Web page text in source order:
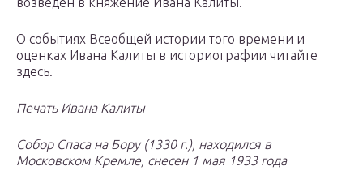
О событиях Всеобщей истории того времени и
оценках Ивана Калиты в историографии читайте
здесь.
Печать Ивана Калиты
Собор Спаса на Бору (1330 г.), находился в
Московском Кремле, снесен 1 мая 1933 года